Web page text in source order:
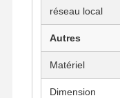
Carte mère pare-feu
réseau local
Autres
Matériel
Dimension